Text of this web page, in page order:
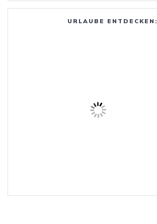
URLAUBE ENTDECKEN: